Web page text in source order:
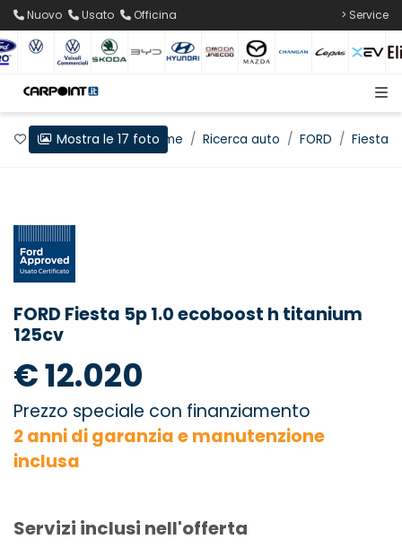
Nuovo Usato Officina > Service
Preferiti Home Ricerca auto FORD Fiesta
Mostra le 17 foto
FORD Fiesta 5p 1.0 ecoboost h titanium
125cv
€ 12.020
Prezzo speciale con finanziamento
2 anni di garanzia e manutenzione
inclusa
Servizi inclusi nell'offerta